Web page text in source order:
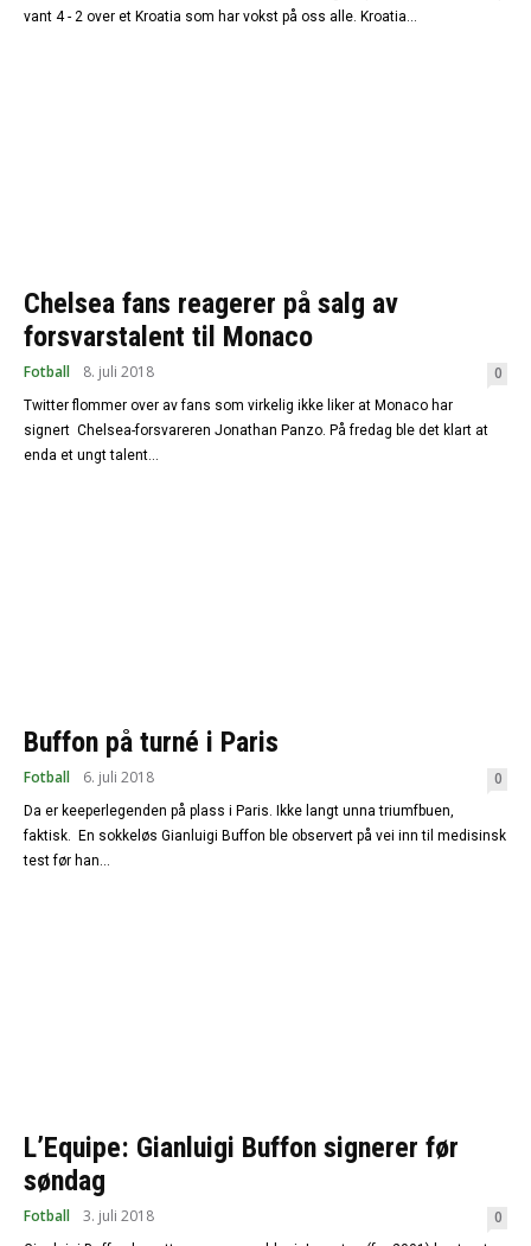
vant 4 - 2 over et Kroatia som har vokst på oss alle. Kroatia...
Chelsea fans reagerer på salg av
forsvarstalent til Monaco
Fotball 8. juli 2018 0
Twitter flommer over av fans som virkelig ikke liker at Monaco har
signert Chelsea-forsvareren Jonathan Panzo. På fredag ble det klart at
enda et ungt talent...
Buffon på turné i Paris
Fotball 6. juli 2018 0
Da er keeperlegenden på plass i Paris. Ikke langt unna triumfbuen,
faktisk. En sokkeløs Gianluigi Buffon ble observert på vei inn til medisinsk
test før han...
L’Equipe: Gianluigi Buffon signerer før
søndag
Fotball 3. juli 2018 0